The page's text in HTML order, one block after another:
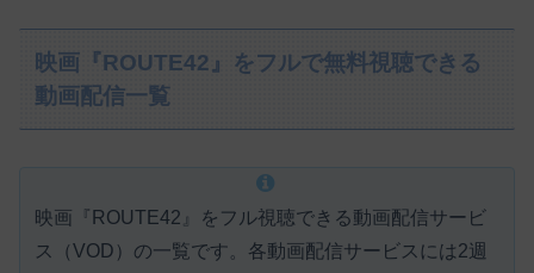
映画『ROUTE42』をフルで無料視聴できる
動画配信一覧
映画『ROUTE42』をフル視聴できる動画配信サービ
ス（VOD）の一覧です。各動画配信サービスには2週